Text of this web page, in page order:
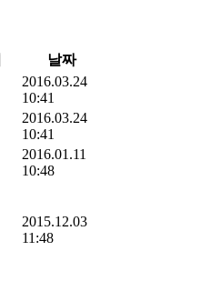
날짜
2016.03.24
10:41
2016.03.24
10:41
2016.01.11
10:48
2015.12.03
11:48